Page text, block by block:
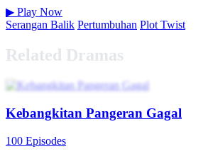
▶ Play Now
Serangan Balik Pertumbuhan Plot Twist
Related Dramas
Kebangkitan Pangeran Gagal
100 Episodes